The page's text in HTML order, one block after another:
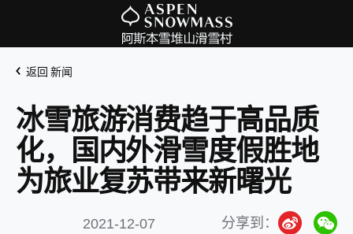
返回 新闻
冰雪旅游消费趋于高品质
化，国内外滑雪度假胜地
为旅业复苏带来新曙光
2021-12-07 分享到：